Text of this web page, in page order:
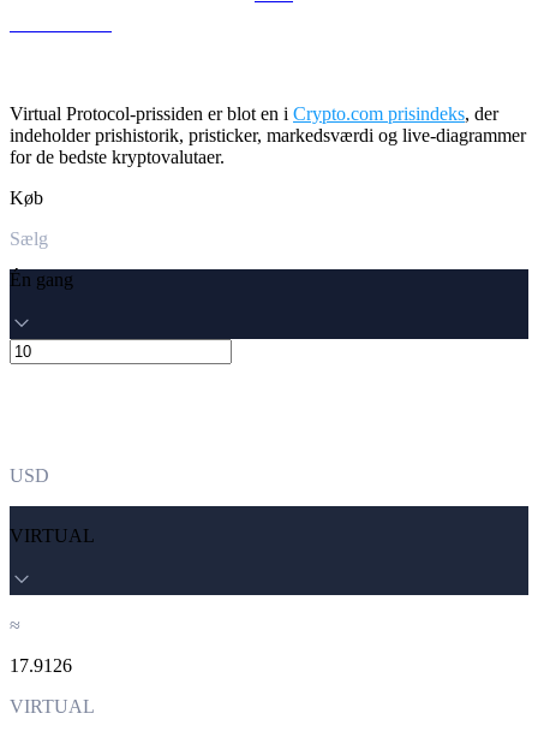
Virtual Protocol-prissiden er blot en i Crypto.com prisindeks, der
indeholder prishistorik, pristicker, markedsværdi og live-diagrammer
for de bedste kryptovalutaer.
Køb
Sælg
Én gang
USD
VIRTUAL
≈
17.9126
VIRTUAL